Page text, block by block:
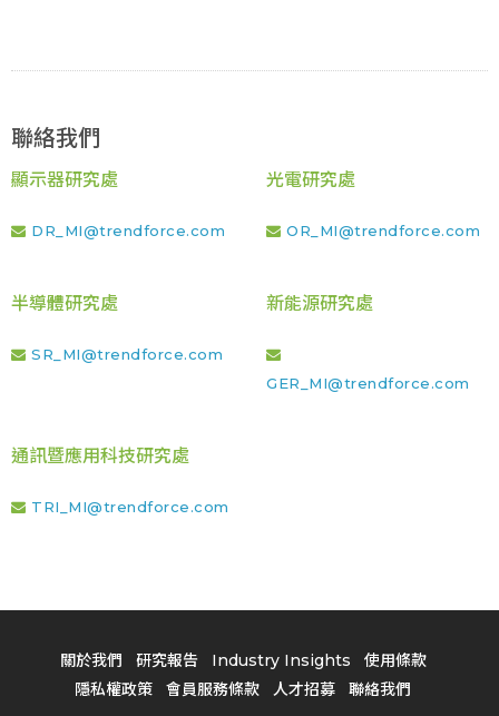
聯絡我們
顯示器研究處
DR_MI@trendforce.com
光電研究處
OR_MI@trendforce.com
半導體研究處
SR_MI@trendforce.com
新能源研究處
GER_MI@trendforce.com
通訊暨應用科技研究處
TRI_MI@trendforce.com
關於我們 研究報告 Industry Insights
使用條款
隱私權政策
會員服務條款 人才招募 聯絡我們